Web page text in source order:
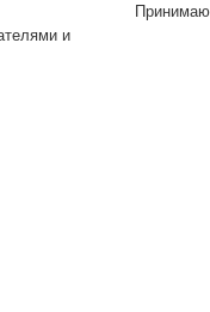
и
Принимаю